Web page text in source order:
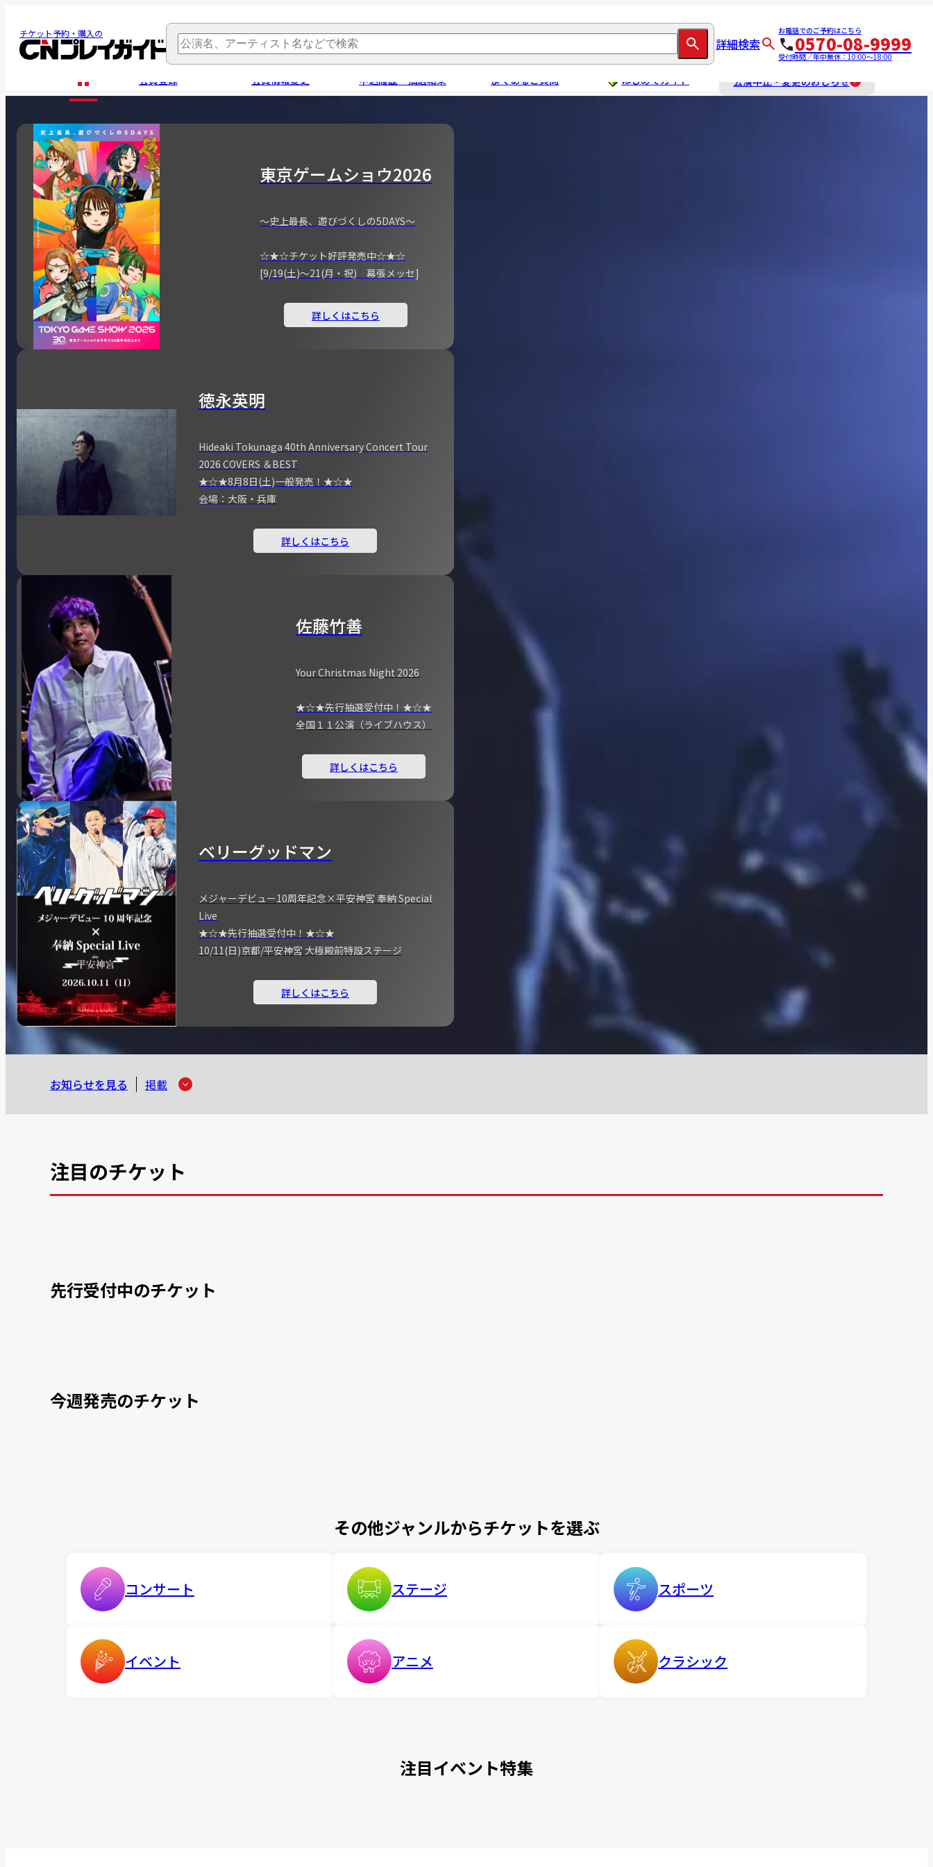
チケット予約・購入の
詳細検索
お電話でのご予約はこちら
0570-08-9999
受付時間／年中無休：10:00～18:00
会員登録 会員情報変更 申込履歴・抽選結果 よくあるご質問 はじめてガイド 公演中止・変更のおしらせ
東京ゲームショウ2026
～史上最長、遊びづくしの5DAYS～
☆★☆チケット好評発売中☆★☆
[9/19(土)～21(月・祝) 幕張メッセ]
詳しくはこちら
徳永英明
Hideaki Tokunaga 40th Anniversary Concert Tour
2026 COVERS ＆BEST
★☆★8月8日(土)一般発売！★☆★
会場：大阪・兵庫
詳しくはこちら
佐藤竹善
Your Christmas Night 2026
★☆★先行抽選受付中！★☆★
全国１１公演（ライブハウス）
詳しくはこちら
ベリーグッドマン
メジャーデビュー10周年記念×平安神宮 奉納 Special
Live
★☆★先行抽選受付中！★☆★
10/11(日)京都/平安神宮 大極殿前特設ステージ
詳しくはこちら
お知らせを見る 掲載
注目のチケット
先行受付中のチケット
今週発売のチケット
その他ジャンルからチケットを選ぶ
コンサート ステージ スポーツ
イベント アニメ クラシック
注目イベント特集